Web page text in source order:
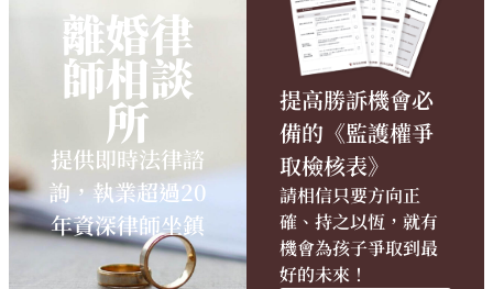
離婚律
師相談
所
提供即時法律諮
詢，執業超過20
年資深律師坐鎮
提高勝訴機會必
備的《監護權爭
取檢核表》
請相信只要方向正
確、持之以恆，就有
機會為孩子爭取到最
好的未來！